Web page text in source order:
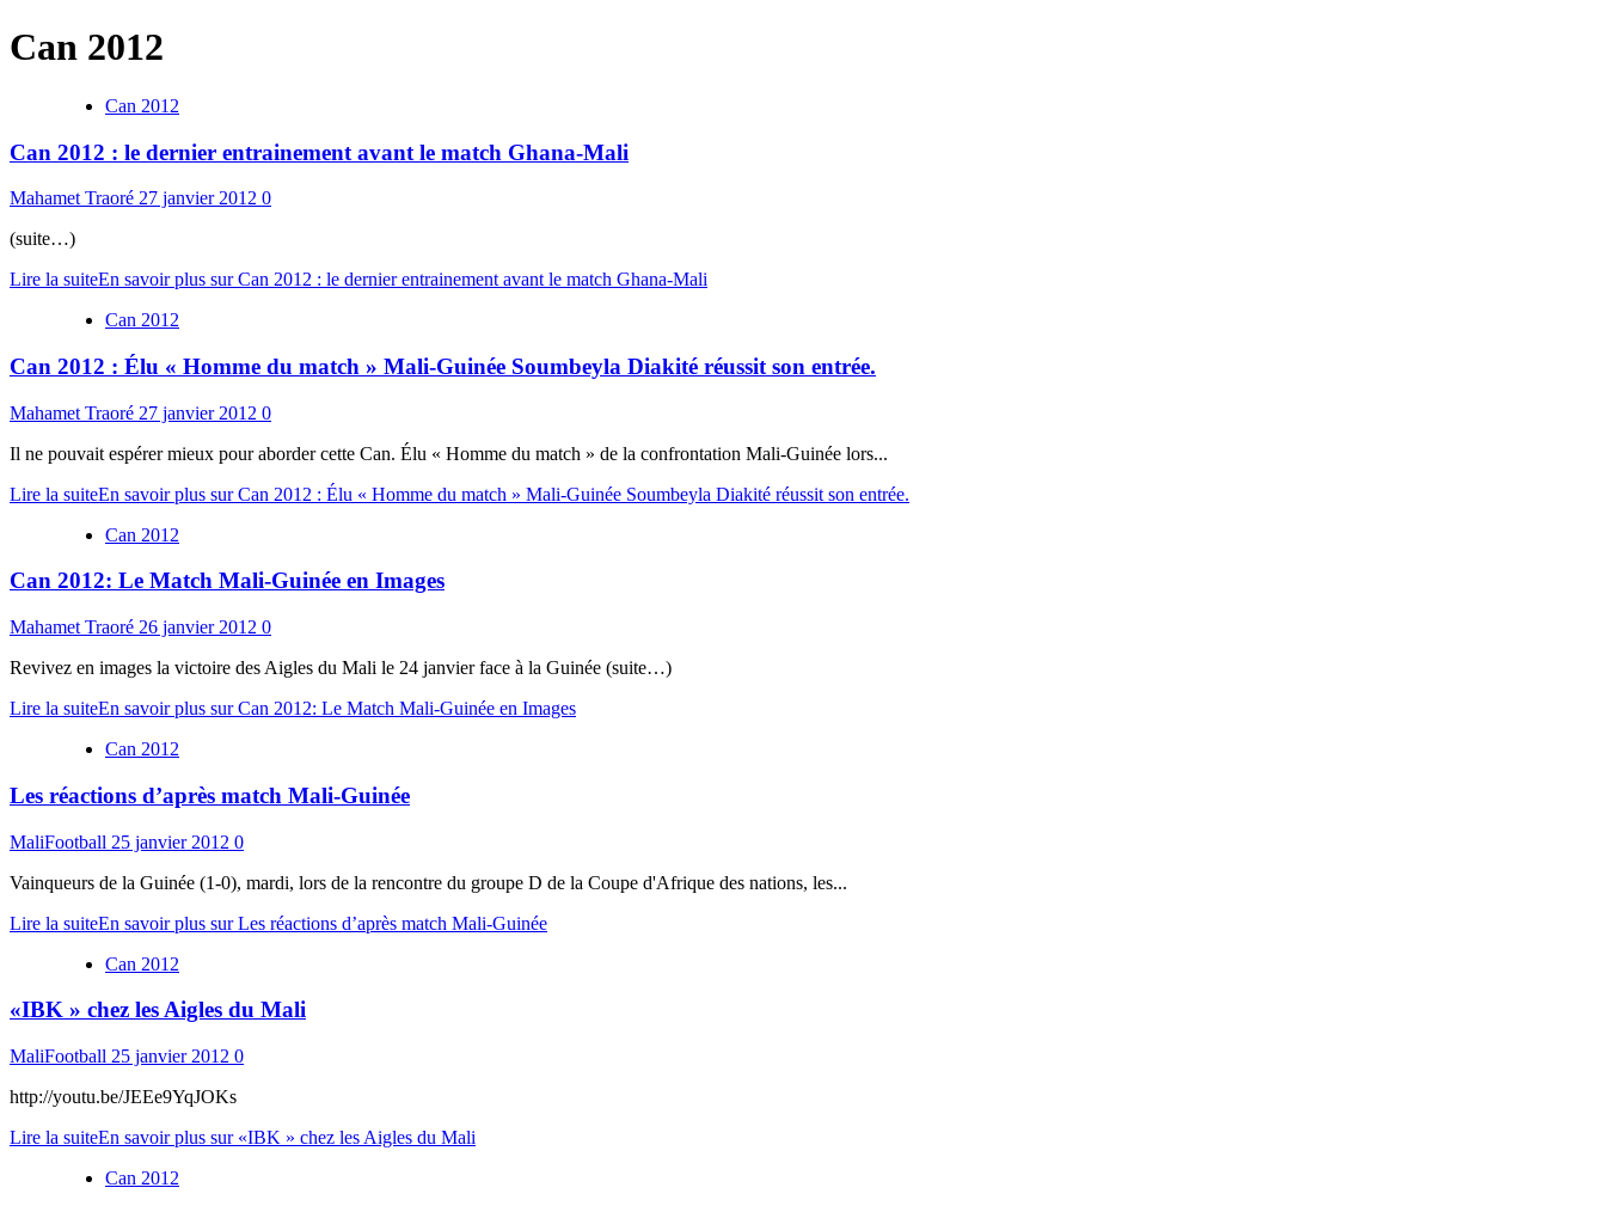
Can 2012
Can 2012
Can 2012 : le dernier entrainement avant le match Ghana-Mali
Mahamet Traoré 27 janvier 2012 0
(suite…)
Lire la suiteEn savoir plus sur Can 2012 : le dernier entrainement avant le match Ghana-Mali
Can 2012
Can 2012 : Élu « Homme du match » Mali-Guinée Soumbeyla Diakité réussit son entrée.
Mahamet Traoré 27 janvier 2012 0
Il ne pouvait espérer mieux pour aborder cette Can. Élu « Homme du match » de la confrontation Mali-Guinée lors...
Lire la suiteEn savoir plus sur Can 2012 : Élu « Homme du match » Mali-Guinée Soumbeyla Diakité réussit son entrée.
Can 2012
Can 2012: Le Match Mali-Guinée en Images
Mahamet Traoré 26 janvier 2012 0
Revivez en images la victoire des Aigles du Mali le 24 janvier face à la Guinée (suite…)
Lire la suiteEn savoir plus sur Can 2012: Le Match Mali-Guinée en Images
Can 2012
Les réactions d’après match Mali-Guinée
MaliFootball 25 janvier 2012 0
Vainqueurs de la Guinée (1-0), mardi, lors de la rencontre du groupe D de la Coupe d'Afrique des nations, les...
Lire la suiteEn savoir plus sur Les réactions d’après match Mali-Guinée
Can 2012
«IBK » chez les Aigles du Mali
MaliFootball 25 janvier 2012 0
http://youtu.be/JEEe9YqJOKs
Lire la suiteEn savoir plus sur «IBK » chez les Aigles du Mali
Can 2012